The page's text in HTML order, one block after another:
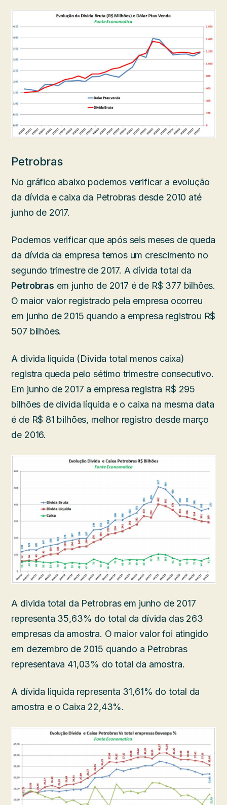
Petrobras
No gráfico abaixo podemos verificar a evolução
da dívida e caixa da Petrobras desde 2010 até
junho de 2017.
Podemos verificar que após seis meses de queda
da dívida da empresa temos um crescimento no
segundo trimestre de 2017. A dívida total da
Petrobras em junho de 2017 é de R$ 377 bilhões.
O maior valor registrado pela empresa ocorreu
em junho de 2015 quando a empresa registrou R$
507 bilhões.
A divida liquida (Divida total menos caixa)
registra queda pelo sétimo trimestre consecutivo.
Em junho de 2017 a empresa registra R$ 295
bilhões de divida líquida e o caixa na mesma data
é de R$ 81 bilhões, melhor registro desde março
de 2016.
A divida total da Petrobras em junho de 2017
representa 35,63% do total da dívida das 263
empresas da amostra. O maior valor foi atingido
em dezembro de 2015 quando a Petrobras
representava 41,03% do total da amostra.
A dívida liquida representa 31,61% do total da
amostra e o Caixa 22,43%.